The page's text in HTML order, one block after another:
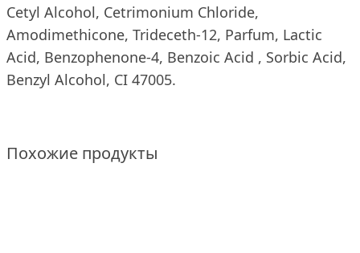
Cetyl Alcohol, Cetrimonium Chloride,
Amodimethicone, Trideceth‐12, Parfum, Lactic
Acid, Benzophenone-4, Benzoic Acid , Sorbic Acid,
Benzyl Alcohol, CI 47005.
Похожие продукты